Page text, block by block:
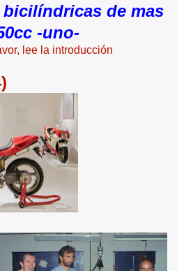
de mas
-uno-
lee la introducción